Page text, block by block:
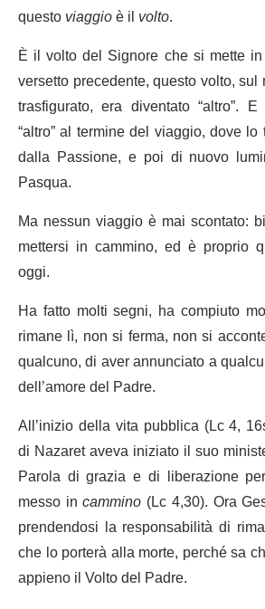
questoviaggioè ilvolto.
È il volto del Signore che si mette
versetto precedente, questo volto,
trasfigurato, era diventato “altro”.
“altro” al termine del viaggio, dove
dalla Passione, e poi di nuovo
Pasqua.
Ma nessun viaggio è mai scontato:
mettersi in cammino, ed è proprio
oggi.
Ha fatto molti segni, ha compiuto
rimane lì, non si ferma, non si
qualcuno, di aver annunciato a
dell’amore del Padre.
All’inizio della vita pubblica (Lc 4,
di Nazaret aveva iniziato il suo
Parola di grazia e di liberazione
messo incammino (Lc 4,30). Ora
prendendosi la responsabilità di
che lo porterà alla morte, perché sa
appieno il Volto del Padre.